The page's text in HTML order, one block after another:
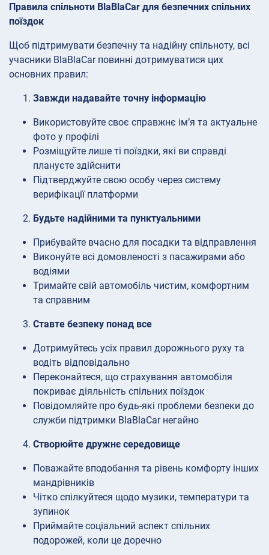
Правила спільноти BlaBlaCar для безпечних спільних
поїздок
Щоб підтримувати безпечну та надійну спільноту, всі
учасники BlaBlaCar повинні дотримуватися цих
основних правил:
Завжди надавайте точну інформацію
Використовуйте своє справжнє ім’я та актуальне
фото у профілі
Розміщуйте лише ті поїздки, які ви справді
плануєте здійснити
Підтверджуйте свою особу через систему
верифікації платформи
Будьте надійними та пунктуальними
Прибувайте вчасно для посадки та відправлення
Виконуйте всі домовленості з пасажирами або
водіями
Тримайте свій автомобіль чистим, комфортним
та справним
Ставте безпеку понад все
Дотримуйтесь усіх правил дорожнього руху та
водіть відповідально
Переконайтеся, що страхування автомобіля
покриває діяльність спільних поїздок
Повідомляйте про будь-які проблеми безпеки до
служби підтримки BlaBlaCar негайно
Створюйте дружнє середовище
Поважайте вподобання та рівень комфорту інших
мандрівників
Чітко спілкуйтеся щодо музики, температури та
зупинок
Приймайте соціальний аспект спільних
подорожей, коли це доречно